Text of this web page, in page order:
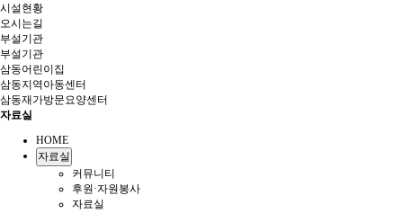
시설현황
오시는길
부설기관
부설기관
삼동어린이집
삼동지역아동센터
삼동재가방문요양센터
자료실
HOME
자료실
커뮤니티
후원·자원봉사
자료실